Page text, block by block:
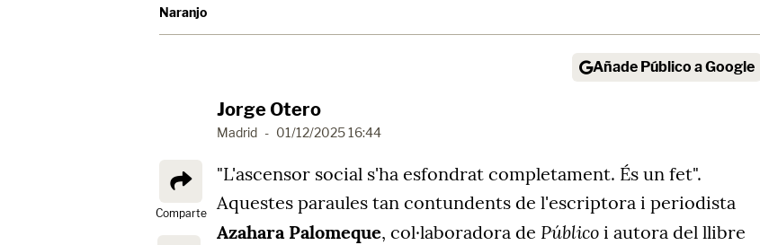
Naranjo
Añade Público a Google
Jorge Otero
Madrid - 01/12/2025 16:44
Comparte
"L'ascensor social s'ha esfondrat completament. És un fet".
Aquestes paraules tan contundents de l'escriptora i periodista
Azahara Palomeque, col·laboradora de Público i autora del llibre